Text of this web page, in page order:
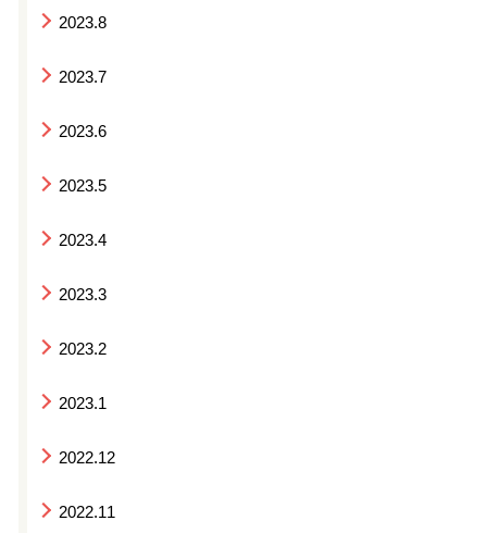
2023.8
2023.7
2023.6
2023.5
2023.4
2023.3
2023.2
2023.1
2022.12
2022.11